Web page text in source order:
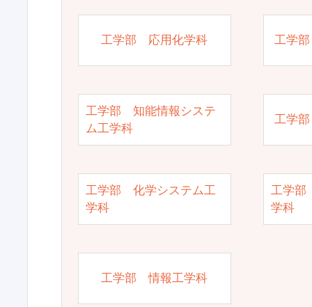
工学部 応用化学科 工学
工学部 知能情報システ
ム工学科
工学
工学部 化学システム工
学科
工学部
学科
工学部 情報工学科